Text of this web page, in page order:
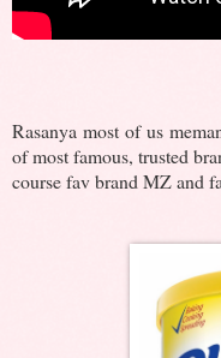
Rasanya most of us
of most famous, trusted
course fav brand MZ and